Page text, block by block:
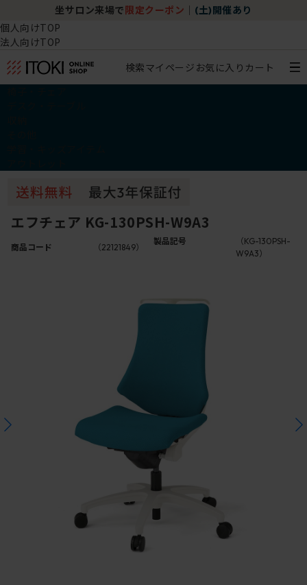
坐サロン来場で 限定クーポン (土)開催あり
個人向けTOP
法人向けTOP
検索マイページ お気に入り カート
エフチェア KG-130PSH-W9A3
商品コード （22121849）
製品記号
（KG-130PSH-
W9A3）